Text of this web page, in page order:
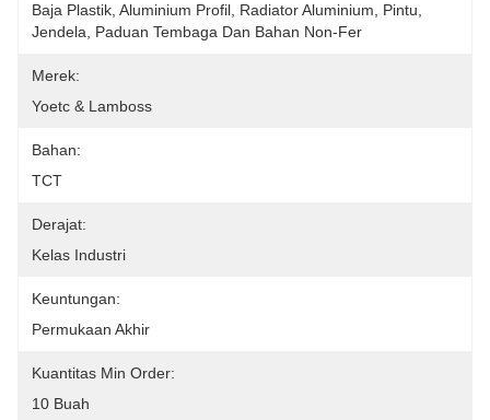
Baja Plastik, Aluminium Profil, Radiator Aluminium, Pintu,
Jendela, Paduan Tembaga Dan Bahan Non-Fer
Merek:
Yoetc & Lamboss
Bahan:
TCT
Derajat:
Kelas Industri
Keuntungan:
Permukaan Akhir
Kuantitas Min Order:
10 Buah